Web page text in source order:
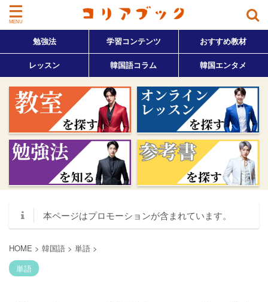
勉強法 学習コンテンツ おすすめ教材
レッスン 韓国語コラム 韓国エンタメ
本ページはプロモーションが含まれています。
HOME > 韓国語 > 単語 >
単語